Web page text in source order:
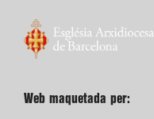
Web maquetada per: